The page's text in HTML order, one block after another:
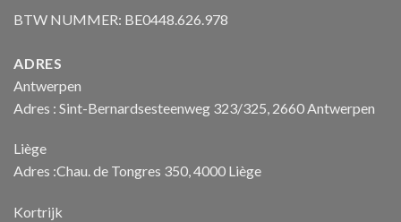
BTW NUMMER: BE0448.626.978
ADRES
Antwerpen
Adres : Sint-Bernardsesteenweg 323/325, 2660 Antwerpen
Liège
Adres :Chau. de Tongres 350, 4000 Liège
Kortrijk